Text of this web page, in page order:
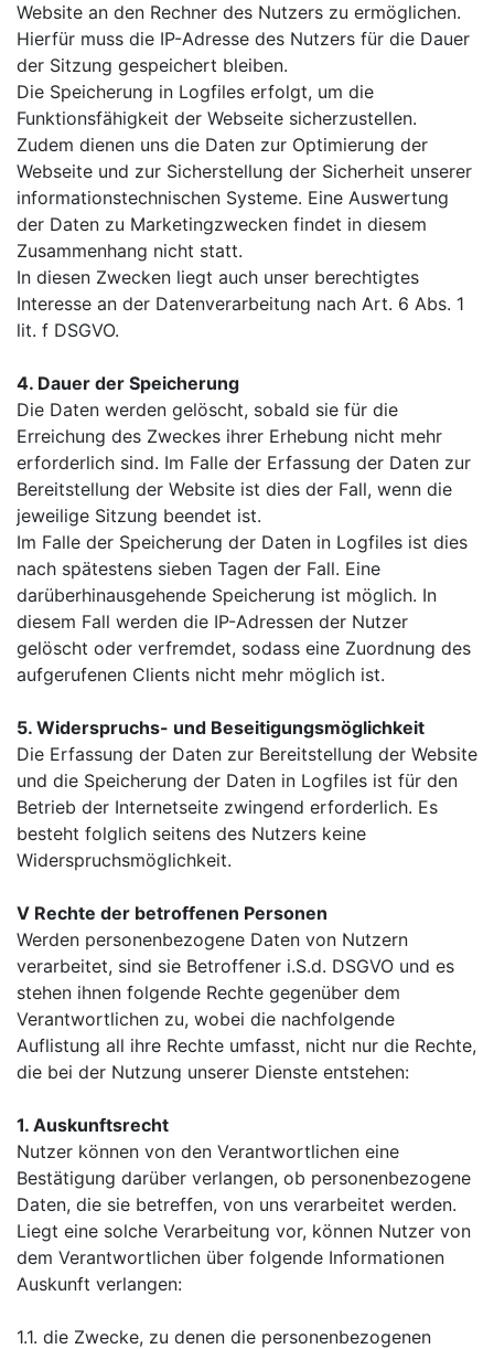
Website an den Rechner des Nutzers zu ermöglichen.
Hierfür muss die IP-Adresse des Nutzers für die Dauer
der Sitzung gespeichert bleiben.
Die Speicherung in Logfiles erfolgt, um die
Funktionsfähigkeit der Webseite sicherzustellen.
Zudem dienen uns die Daten zur Optimierung der
Webseite und zur Sicherstellung der Sicherheit unserer
informationstechnischen Systeme. Eine Auswertung
der Daten zu Marketingzwecken findet in diesem
Zusammenhang nicht statt.
In diesen Zwecken liegt auch unser berechtigtes
Interesse an der Datenverarbeitung nach Art. 6 Abs. 1
lit. f DSGVO.
4. Dauer der Speicherung
Die Daten werden gelöscht, sobald sie für die
Erreichung des Zweckes ihrer Erhebung nicht mehr
erforderlich sind. Im Falle der Erfassung der Daten zur
Bereitstellung der Website ist dies der Fall, wenn die
jeweilige Sitzung beendet ist.
Im Falle der Speicherung der Daten in Logfiles ist dies
nach spätestens sieben Tagen der Fall. Eine
darüberhinausgehende Speicherung ist möglich. In
diesem Fall werden die IP-Adressen der Nutzer
gelöscht oder verfremdet, sodass eine Zuordnung des
aufgerufenen Clients nicht mehr möglich ist.
5. Widerspruchs- und Beseitigungsmöglichkeit
Die Erfassung der Daten zur Bereitstellung der Website
und die Speicherung der Daten in Logfiles ist für den
Betrieb der Internetseite zwingend erforderlich. Es
besteht folglich seitens des Nutzers keine
Widerspruchsmöglichkeit.
V Rechte der betroffenen Personen
Werden personenbezogene Daten von Nutzern
verarbeitet, sind sie Betroffener i.S.d. DSGVO und es
stehen ihnen folgende Rechte gegenüber dem
Verantwortlichen zu, wobei die nachfolgende
Auflistung all ihre Rechte umfasst, nicht nur die Rechte,
die bei der Nutzung unserer Dienste entstehen:
1. Auskunftsrecht
Nutzer können von den Verantwortlichen eine
Bestätigung darüber verlangen, ob personenbezogene
Daten, die sie betreffen, von uns verarbeitet werden.
Liegt eine solche Verarbeitung vor, können Nutzer von
dem Verantwortlichen über folgende Informationen
Auskunft verlangen:
1.1. die Zwecke, zu denen die personenbezogenen